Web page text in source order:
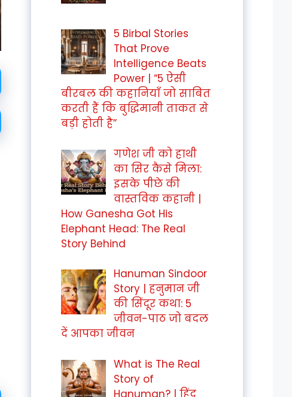
5 Birbal Stories
That Prove
Intelligence Beats
Power | “5 ऐसी
बीरबल की कहानियाँ जो साबित
करती हैं कि बुद्धिमानी ताकत से
बड़ी होती है”
गणेश जी को हाथी
का सिर कैसे मिला:
इसके पीछे की
वास्तविक कहानी |
How Ganesha Got His
Elephant Head: The Real
Story Behind
Hanuman Sindoor
Story | हनुमान जी
की सिंदूर कथा: 5
जीवन-पाठ जो बदल
दें आपका जीवन
What is The Real
Story of
Hanuman? | हिंदू